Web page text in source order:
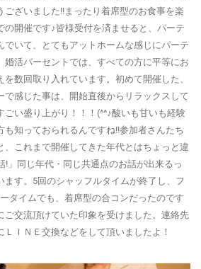
ございました!!まったり着席型のお食事を楽
の開催です♪皆様受付を済ませると、パーテ
でいて、とてもアットホームな感じにパーテ
婚活パーセントでは、すべての方に平等にお
数回取り入れています。初めて開催した、
で感じた事は、開始直後からリラックスして
ごい盛り上がり！！！(^^♪酸いも甘いも経験
も知っておられるんですね!!参加者さんたち
、これまで開催してきた年代とはちょっと違
!」同じ年代・同じ共通点のお話が出来るっ
ます。5回のシャッフルタイムが終了し、フ
タイムでも、着席型の合コンだったのです
ご交流頂けていた印象を受けました。連絡先
ＩＮＥ交換などをして頂いましたよ！